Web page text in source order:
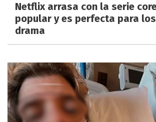
Netflix arrasa con la serie
popular y es perfecta para
drama